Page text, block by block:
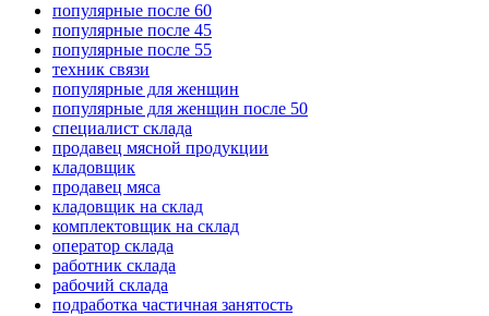
популярные после 60
популярные после 45
популярные после 55
техник связи
популярные для женщин
популярные для женщин после 50
специалист склада
продавец мясной продукции
кладовщик
продавец мяса
кладовщик на склад
комплектовщик на склад
оператор склада
работник склада
рабочий склада
подработка частичная занятость